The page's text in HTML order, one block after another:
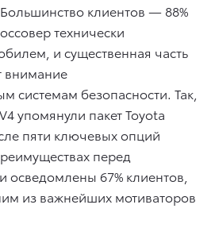
клиентов — 88%
технически
и существенная часть
внимание
системам безопасности. Так,
упомянули пакет Toyota
пяти ключевых опций
перед
67% клиентов,
из важнейших мотиваторов